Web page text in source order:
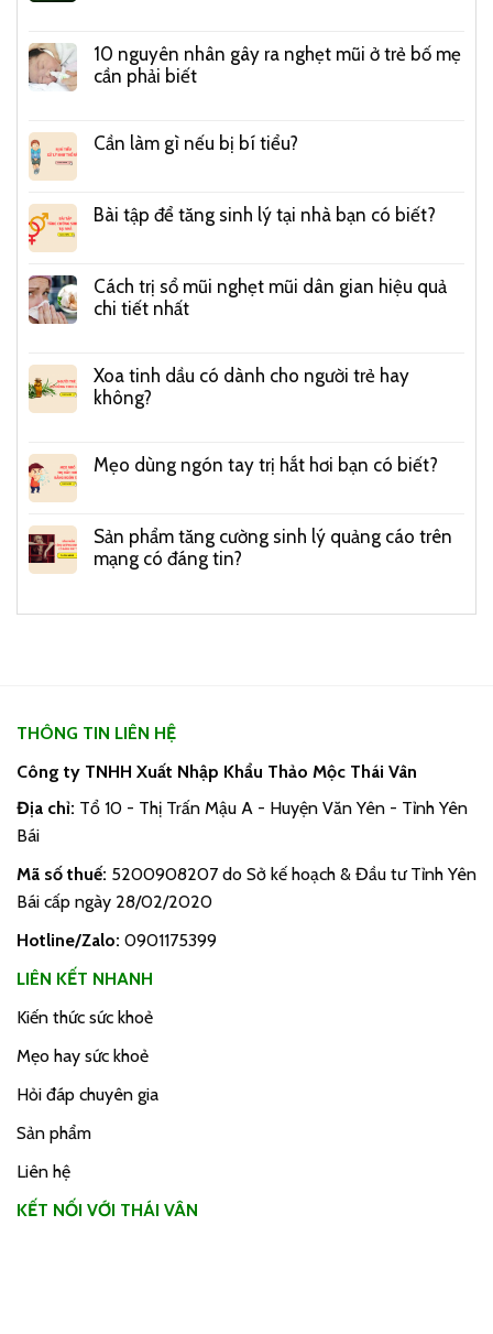
10 nguyên nhân gây ra nghẹt mũi ở trẻ bố mẹ
cần phải biết
Cần làm gì nếu bị bí tiểu?
Bài tập để tăng sinh lý tại nhà bạn có biết?
Cách trị sổ mũi nghẹt mũi dân gian hiệu quả
chi tiết nhất
Xoa tinh dầu có dành cho người trẻ hay
không?
Mẹo dùng ngón tay trị hắt hơi bạn có biết?
Sản phẩm tăng cường sinh lý quảng cáo trên
mạng có đáng tin?
THÔNG TIN LIÊN HỆ
Công ty TNHH Xuất Nhập Khẩu Thảo Mộc Thái Vân
Địa chỉ: Tổ 10 - Thị Trấn Mậu A - Huyện Văn Yên - Tỉnh Yên
Bái
Mã số thuế: 5200908207 do Sở kế hoạch & Đầu tư Tỉnh Yên
Bái cấp ngày 28/02/2020
Hotline/Zalo: 0901175399
LIÊN KẾT NHANH
Kiến thức sức khoẻ
Mẹo hay sức khoẻ
Hỏi đáp chuyên gia
Sản phẩm
Liên hệ
KẾT NỐI VỚI THÁI VÂN